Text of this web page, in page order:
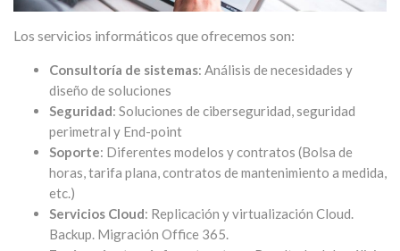
Los servicios informáticos que ofrecemos son:
Consultoría de sistemas: Análisis de necesidades y
diseño de soluciones
Seguridad: Soluciones de ciberseguridad, seguridad
perimetral y End-point
Soporte: Diferentes modelos y contratos (Bolsa de
horas, tarifa plana, contratos de mantenimiento a medida,
etc.)
Servicios Cloud: Replicación y virtualización Cloud.
Backup. Migración Office 365.